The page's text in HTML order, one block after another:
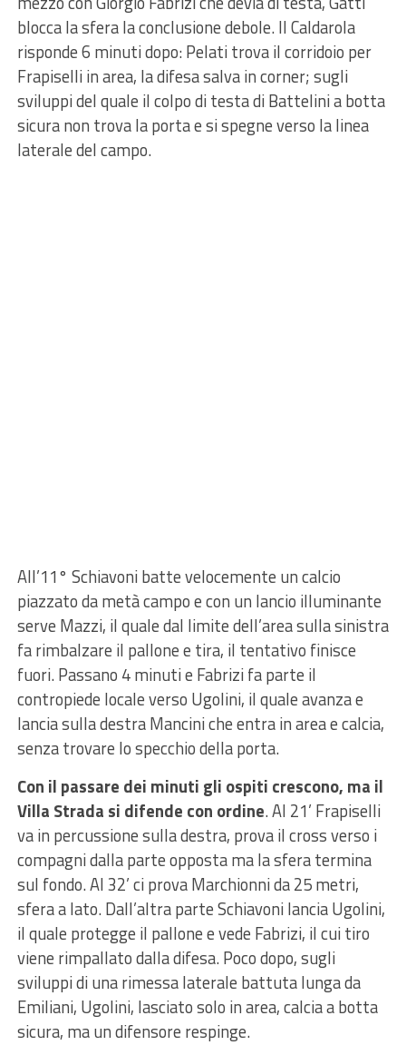
blocca la sfera la conclusione debole. Il Caldarola
risponde 6 minuti dopo: Pelati trova il corridoio per
Frapiselli in area, la difesa salva in corner; sugli
sviluppi del quale il colpo di testa di Battelini a botta
sicura non trova la porta e si spegne verso la linea
laterale del campo.
All’11° Schiavoni batte velocemente un calcio
piazzato da metà campo e con un lancio illuminante
serve Mazzi, il quale dal limite dell’area sulla sinistra
fa rimbalzare il pallone e tira, il tentativo finisce
fuori. Passano 4 minuti e Fabrizi fa parte il
contropiede locale verso Ugolini, il quale avanza e
lancia sulla destra Mancini che entra in area e calcia,
senza trovare lo specchio della porta.
Con il passare dei minuti gli ospiti crescono, ma il
Villa Strada si difende con ordine. Al 21’ Frapiselli
va in percussione sulla destra, prova il cross verso i
compagni dalla parte opposta ma la sfera termina
sul fondo. Al 32’ ci prova Marchionni da 25 metri,
sfera a lato. Dall’altra parte Schiavoni lancia Ugolini,
il quale protegge il pallone e vede Fabrizi, il cui tiro
viene rimpallato dalla difesa. Poco dopo, sugli
sviluppi di una rimessa laterale battuta lunga da
Emiliani, Ugolini, lasciato solo in area, calcia a botta
sicura, ma un difensore respinge.